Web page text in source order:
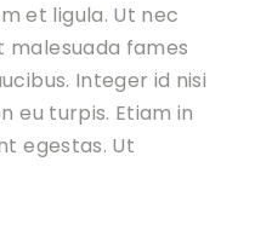
et ligula. Ut nec
malesuada fames
Integer id nisi
eu turpis. Etiam in
egestas. Ut